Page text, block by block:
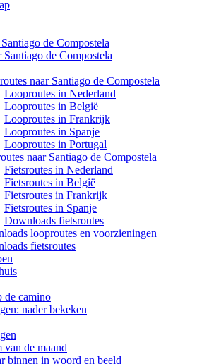
de Compostela
Santiago de Compostela
naar Santiago de Compostela
Looproutes in Nederland
Looproutes in België
Looproutes in Frankrijk
Looproutes in Spanje
Looproutes in Portugal
naar Santiago de Compostela
Fietsroutes in Nederland
Fietsroutes in België
Fietsroutes in Frankrijk
Fietsroutes in Spanje
Downloads fietsroutes
looproutes en voorzieningen
fietsroutes
de camino
nader bekeken
de maand
binnen in woord en beeld